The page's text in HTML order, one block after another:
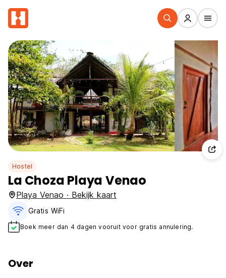
Hostel
La Choza Playa Venao
Playa Venao · Bekijk kaart
Gratis WiFi
Boek meer dan 4 dagen vooruit voor gratis annulering.
Over